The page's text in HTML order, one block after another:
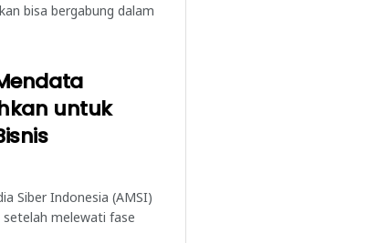
bisa bergabung dalam
untuk
Siber Indonesia (AMSI)
melewati fase